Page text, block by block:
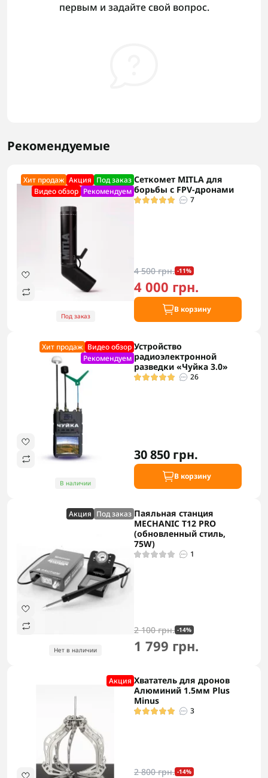
первым и задайте свой вопрос.
Рекомендуемые
Хит продаж Акция Под заказ
Видео обзор Рекомендуем
Под заказ
Сеткомет MITLA для
борьбы с FPV-дронами
7
4 500 грн. -11%
4 000 грн.
В корзину
Хит продаж Видео обзор
Рекомендуем
В наличии
Устройство
радиоэлектронной
разведки «Чуйка 3.0»
26
30 850 грн.
В корзину
Акция Под заказ
Нет в наличии
Паяльная станция
MECHANIC T12 PRO
(обновленный стиль,
75W)
1
2 100 грн. -14%
1 799 грн.
Акция Хвататель для дронов
Алюминий 1.5мм Plus
Minus
3
2 800 грн. -14%